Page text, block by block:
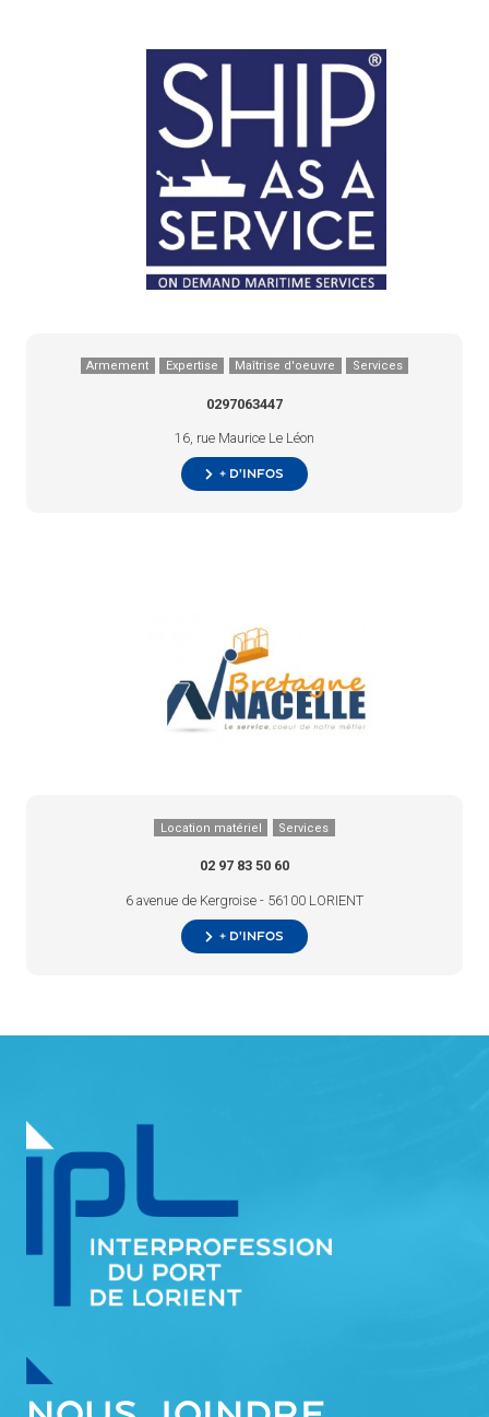
Armement Expertise Maîtrise d'oeuvre Services
0297063447
16, rue Maurice Le Léon
+ d’infos
Location matériel Services
02 97 83 50 60
6 avenue de Kergroise - 56100 LORIENT
+ d’infos